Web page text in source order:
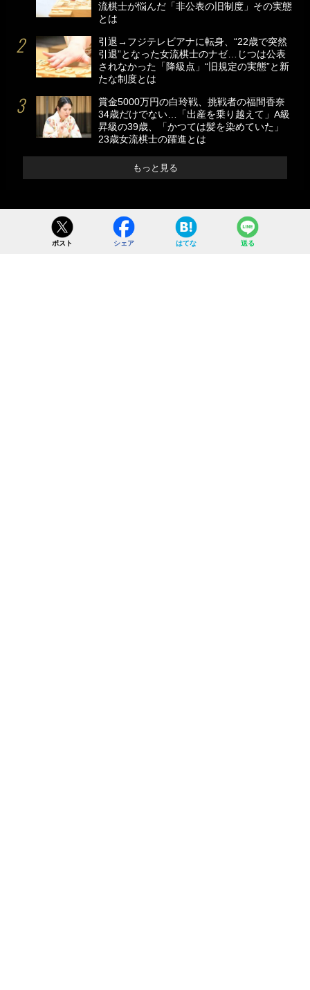
流棋士が悩んだ「非公表の旧制度」その実態
とは
引退→フジテレビアナに転身、“22歳で突然
引退”となった女流棋士のナゼ…じつは公表
されなかった「降級点」“旧規定の実態”と新
たな制度とは
賞金5000万円の白玲戦、挑戦者の福間香奈
34歳だけでない…「出産を乗り越えて」A級
昇級の39歳、「かつては髪を染めていた」
23歳女流棋士の躍進とは
もっと見る
ポスト シェア はてな 送る